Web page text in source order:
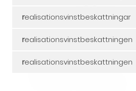
realisationsvinstbeskattningar
realisationsvinstbeskattningen
realisationsvinstbeskattningen